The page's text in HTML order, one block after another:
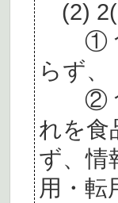
(2)
① 食
らず、
② 食
れを食
ず、情
用・転